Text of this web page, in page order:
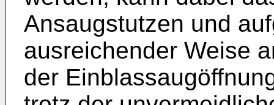
Ansaugstutzen und
ausreichender Weise
der